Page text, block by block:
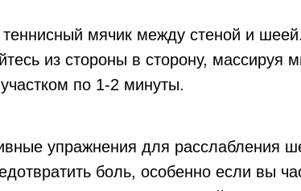
теннисный мячик между стеной и шеей.
из стороны в сторону,
по 1-2 минуты.
упражнения для расслабления
боль, особенно если вы